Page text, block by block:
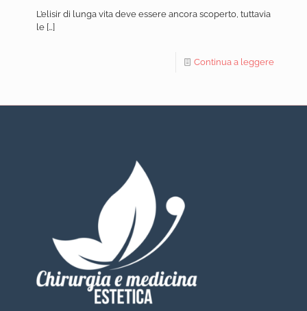
L’elisir di lunga vita deve essere ancora scoperto, tuttavia
le […]
Continua a leggere